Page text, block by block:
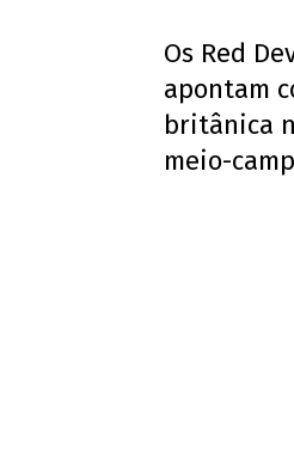
Os Red
apontam
britânica
meio-